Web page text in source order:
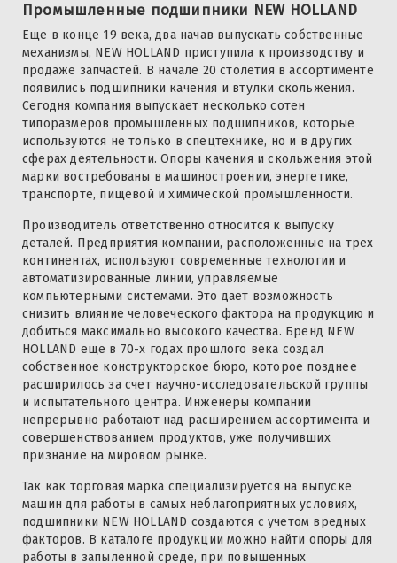
Промышленные подшипники NEW HOLLAND
Еще в конце 19 века, два начав выпускать собственные
механизмы, NEW HOLLAND приступила к производству и
продаже запчастей. В начале 20 столетия в ассортименте
появились подшипники качения и втулки скольжения.
Сегодня компания выпускает несколько сотен
типоразмеров промышленных подшипников, которые
используются не только в спецтехнике, но и в других
сферах деятельности. Опоры качения и скольжения этой
марки востребованы в машиностроении, энергетике,
транспорте, пищевой и химической промышленности.
Производитель ответственно относится к выпуску
деталей. Предприятия компании, расположенные на трех
континентах, используют современные технологии и
автоматизированные линии, управляемые
компьютерными системами. Это дает возможность
снизить влияние человеческого фактора на продукцию и
добиться максимально высокого качества. Бренд NEW
HOLLAND еще в 70-х годах прошлого века создал
собственное конструкторское бюро, которое позднее
расширилось за счет научно-исследовательской группы
и испытательного центра. Инженеры компании
непрерывно работают над расширением ассортимента и
совершенствованием продуктов, уже получивших
признание на мировом рынке.
Так как торговая марка специализируется на выпуске
машин для работы в самых неблагоприятных условиях,
подшипники NEW HOLLAND создаются с учетом вредных
факторов. В каталоге продукции можно найти опоры для
работы в запыленной среде, при повышенных